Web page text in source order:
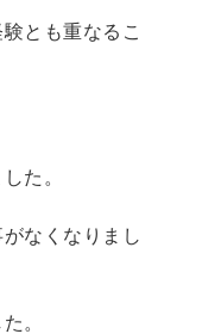
とも重なるこ
た。
なくなりまし
。